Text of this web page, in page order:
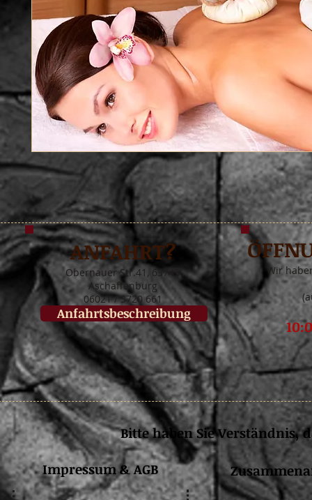
ANFAHRT?
Obernauer Str.41, 63743
Aschaffenburg
06021 / 3720 661
Anfahrtsbeschreibung
Wir
Bitte haben Sie Verständnis,
Impressum & AGB